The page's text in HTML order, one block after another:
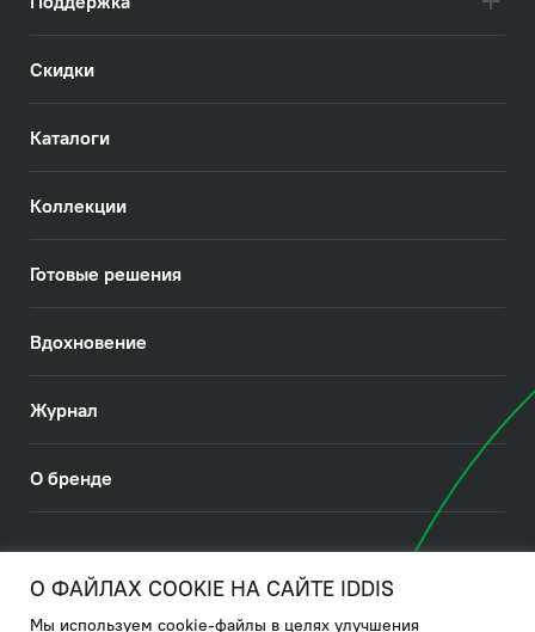
Скидки
Каталоги
Коллекции
Готовые решения
Вдохновение
Журнал
О бренде
О ФАЙЛАХ COOKIE НА САЙТЕ IDDIS
Мы используем cookie-файлы в целях улучшения